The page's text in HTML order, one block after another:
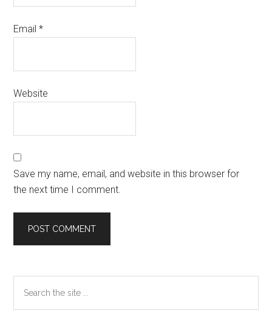
Email*
Website
Save my name, email, and website in this browser for
the next time I comment.
Primary
Sidebar
the